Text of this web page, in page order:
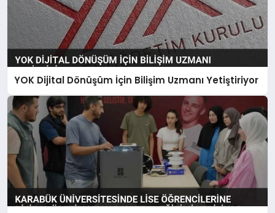
YOK Dijital Dönüşüm İçin Bilişim Uzmanı Yetiştiriyor